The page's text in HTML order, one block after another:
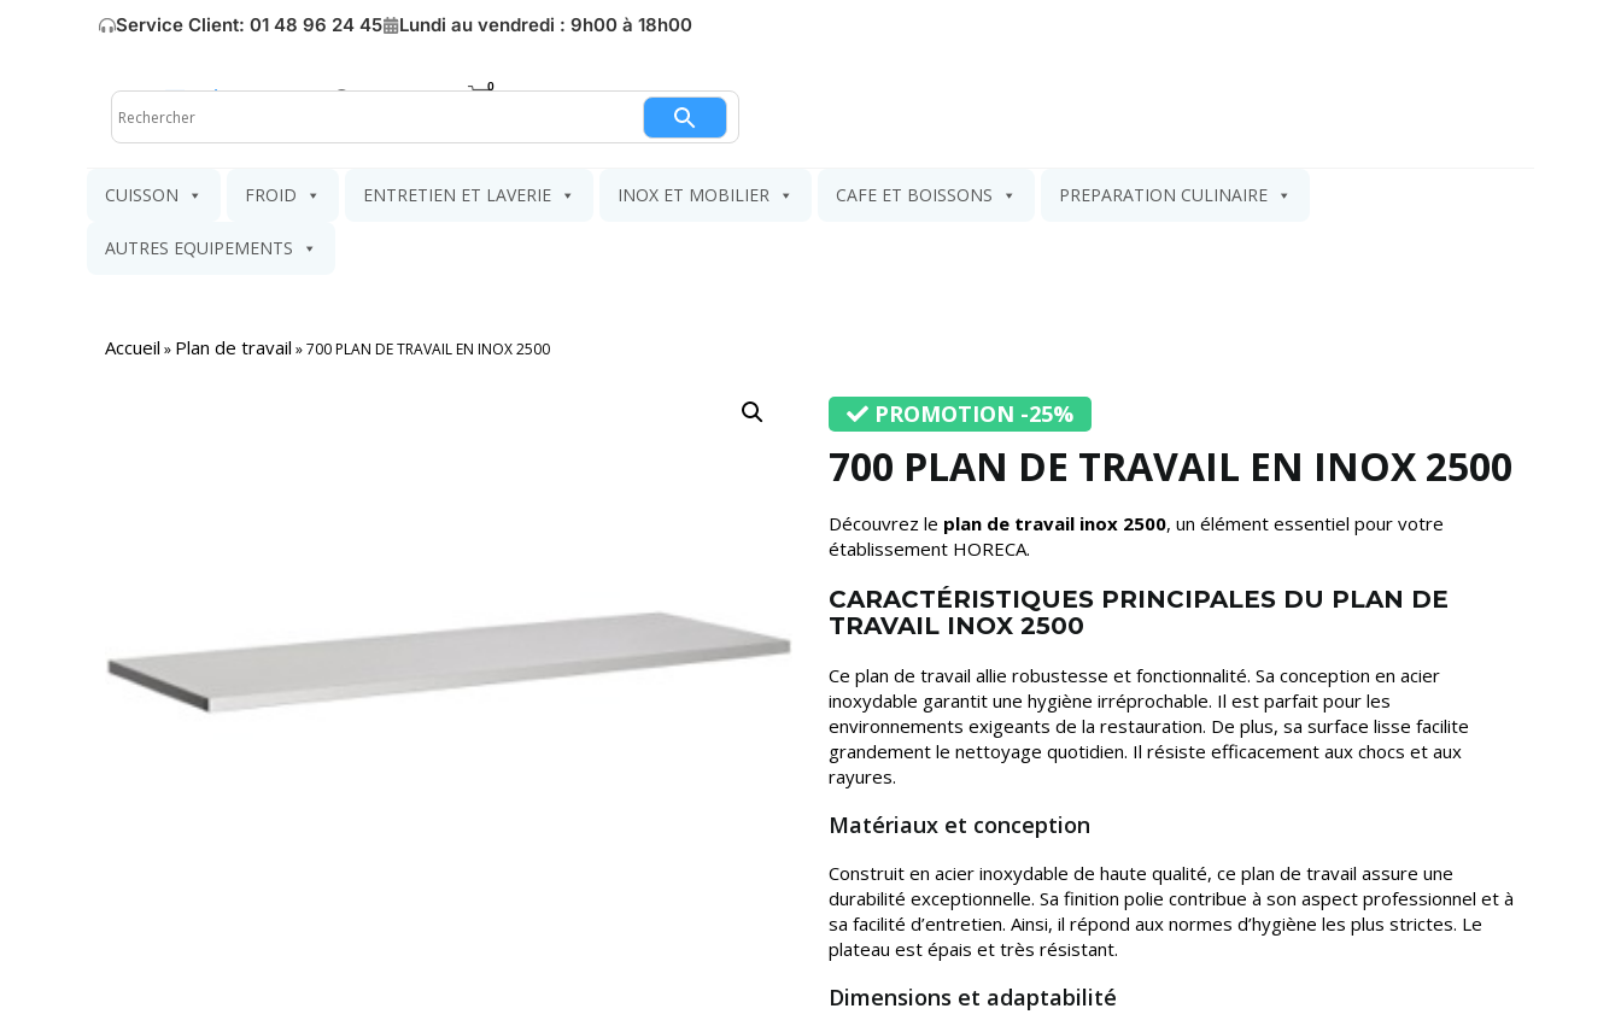
Service Client: 01 48 96 24 45 Lundi au vendredi : 9h00 à 18h00
Mon compte Mon panier
CUISSON FROID ENTRETIEN ET LAVERIE INOX ET MOBILIER CAFE ET BOISSONS PREPARATION CULINAIRE
AUTRES EQUIPEMENTS
Accueil » Plan de travail »700 PLAN DE TRAVAIL EN INOX 2500
700 PLAN DE TRAVAIL EN INOX 2500
Découvrez le plan de travail inox 2500, un élément essentiel pour votre
établissement HORECA.
CARACTÉRISTIQUES PRINCIPALES DU PLAN DE
TRAVAIL INOX 2500
Ce plan de travail allie robustesse et fonctionnalité. Sa conception en acier
inoxydable garantit une hygiène irréprochable. Il est parfait pour les
environnements exigeants de la restauration. De plus, sa surface lisse facilite
grandement le nettoyage quotidien. Il résiste efficacement aux chocs et aux
rayures.
Matériaux et conception
Construit en acier inoxydable de haute qualité, ce plan de travail assure une
durabilité exceptionnelle. Sa finition polie contribue à son aspect professionnel et à
sa facilité d’entretien. Ainsi, il répond aux normes d’hygiène les plus strictes. Le
plateau est épais et très résistant.
Dimensions et adaptabilité
PROMOTION -25%